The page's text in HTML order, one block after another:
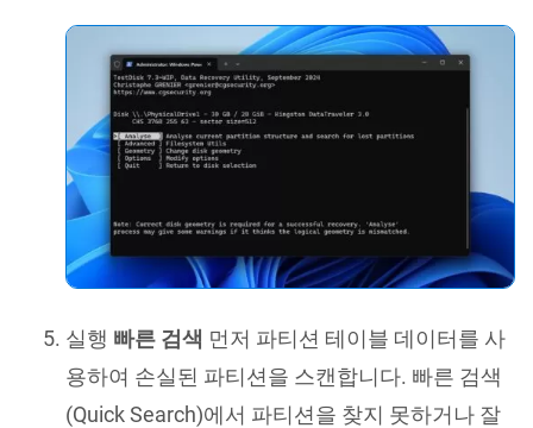
실행 빠른 검색 먼저 파티션 테이블 데이터를 사
용하여 손실된 파티션을 스캔합니다. 빠른 검색
(Quick Search)에서 파티션을 찾지 못하거나 잘